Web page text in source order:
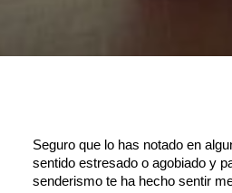
Seguro que lo has notado en
sentido estresado o agobiado y
senderismo te ha hecho sentir